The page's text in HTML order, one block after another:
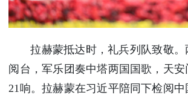
拉赫蒙抵达时，礼兵列队致敬
阅台，军乐团奏中塔两国国歌，天
21响。拉赫蒙在习近平陪同下检阅